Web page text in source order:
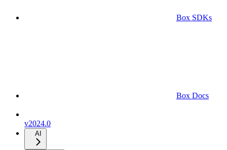
Box SDKs
Box Docs
v2024.0
AI